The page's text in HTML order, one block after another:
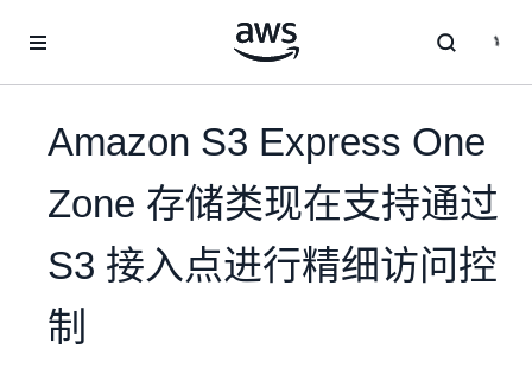
Amazon S3 Express One
Zone 存储类现在支持通过
S3 接入点进行精细访问控
制